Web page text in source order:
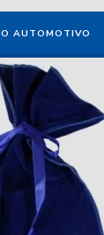
parafinado
AUTOMOTIVO